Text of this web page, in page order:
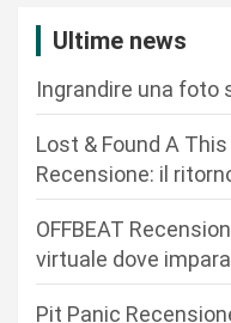
Ultime news
Ingrandire una foto
Lost & Found A
Recensione: il
OFFBEAT
virtuale dove
Pit Panic